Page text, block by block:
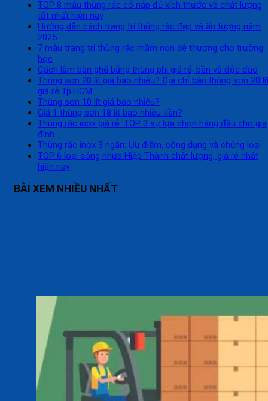
TOP 8 mẫu thùng rác có nắp đủ kích thước và chất lượng
tốt nhất hiện nay
Hướng dẫn cách trang trí thùng rác đẹp và ấn tượng năm
2025
7 mẫu trang trí thùng rác mầm non dễ thương cho trường
học
Cách làm bàn ghế bằng thùng phi giá rẻ, bền và độc đáo
Thùng sơn 20 lít giá bao nhiêu? Địa chỉ bán thùng sơn 20
giá rẻ Tp.HCM
Thùng sơn 10 lít giá bao nhiêu?
Giá 1 thùng sơn 18 lít bao nhiêu tiền?
Thùng rác inox giá rẻ: TOP 3 sự lựa chọn hàng đầu cho gia
đình
Thùng rác inox 3 ngăn: Ưu điểm, công dụng và chủng loại
TOP 6 loại sóng nhựa Hiệp Thành chất lượng, giá rẻ nhất
hiện nay
BÀI XEM NHIỀU NHẤT